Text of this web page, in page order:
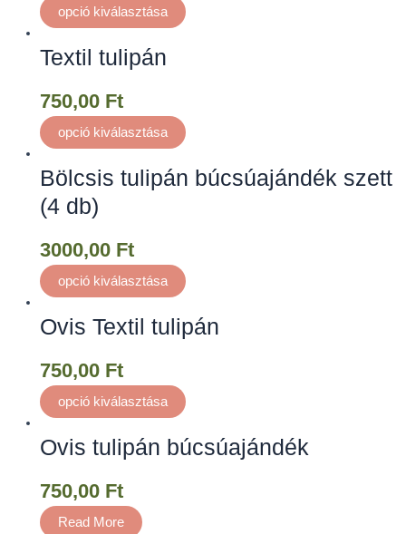
opció kiválasztása
Textil tulipán
750,00 Ft
opció kiválasztása
Bölcsis tulipán búcsúajándék szett
(4 db)
3000,00 Ft
opció kiválasztása
Ovis Textil tulipán
750,00 Ft
opció kiválasztása
Ovis tulipán búcsúajándék
750,00 Ft
Read More